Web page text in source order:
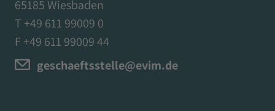
65185 Wiesbaden
T +49 611 99009 0
F +49 611 99009 44
geschaeftsstelle@evim.de